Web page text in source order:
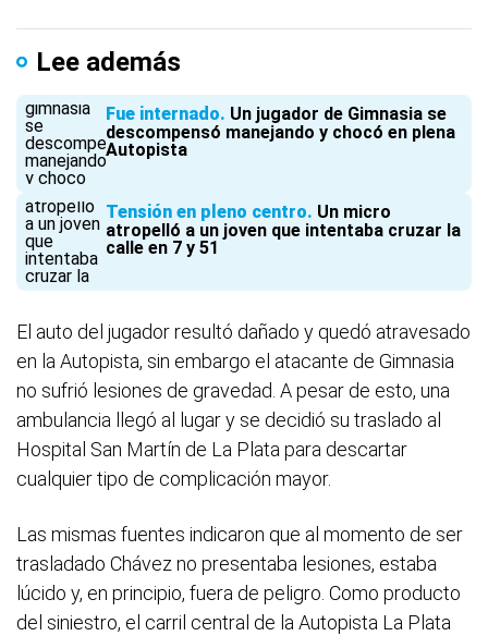
Lee además
Fue internado Un jugador de Gimnasia se
descompensó manejando y chocó en plena
Autopista
Tensión en pleno centro Un micro
atropelló a un joven que intentaba cruzar la
calle en 7 y 51
El auto del jugador resultó dañado y quedó atravesado
en la Autopista, sin embargo el atacante de Gimnasia
no sufrió lesiones de gravedad. A pesar de esto, una
ambulancia llegó al lugar y se decidió su traslado al
Hospital San Martín de La Plata para descartar
cualquier tipo de complicación mayor.
Las mismas fuentes indicaron que al momento de ser
trasladado Chávez no presentaba lesiones, estaba
lúcido y, en principio, fuera de peligro. Como producto
del siniestro, el carril central de la Autopista La Plata